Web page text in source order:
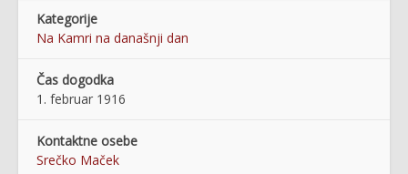
Kategorije
Na Kamri na današnji dan
Čas dogodka
1. februar 1916
Kontaktne osebe
Srečko Maček